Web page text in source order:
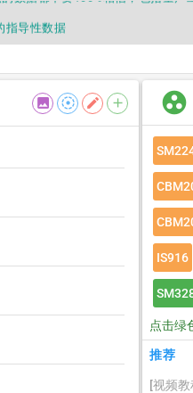
指导性数据
数据都不要100%相信，包括量产
指导性数据
image filter_tilt_shift edit add group_work
IS916
点击绿
推荐
[视频